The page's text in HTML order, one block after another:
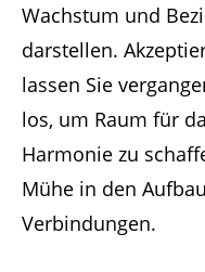
Wachstum und
darstellen.
lassen Sie
los, um Raum für
Harmonie zu
Mühe in den
Verbindungen.